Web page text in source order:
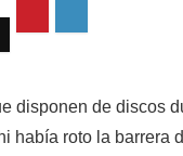
disponen de discos
había roto la barrera